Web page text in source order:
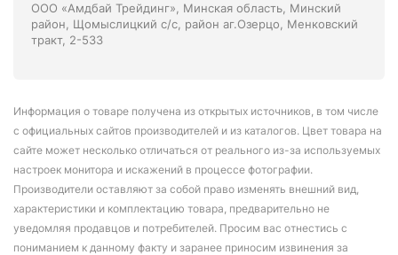
ООО «Амдбай Трейдинг», Минская область, Минский
район, Щомыслицкий с/с, район аг.Озерцо, Менковский
тракт, 2-533
Информация о товаре получена из открытых источников, в том числе
с официальных сайтов производителей и из каталогов. Цвет товара на
сайте может несколько отличаться от реального из-за используемых
настроек монитора и искажений в процессе фотографии.
Производители оставляют за собой право изменять внешний вид,
характеристики и комплектацию товара, предварительно не
уведомляя продавцов и потребителей. Просим вас отнестись с
пониманием к данному факту и заранее приносим извинения за